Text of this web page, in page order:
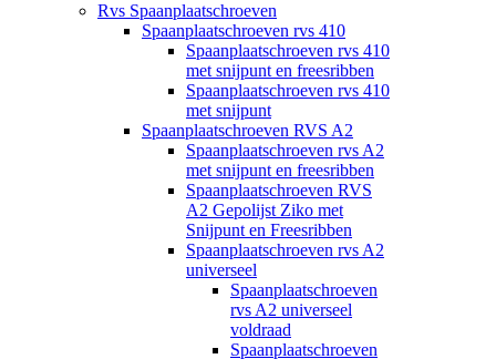
Rvs Spaanplaatschroeven
Spaanplaatschroeven rvs 410
Spaanplaatschroeven rvs 410
met snijpunt en freesribben
Spaanplaatschroeven rvs 410
met snijpunt
Spaanplaatschroeven RVS A2
Spaanplaatschroeven rvs A2
met snijpunt en freesribben
Spaanplaatschroeven RVS
A2 Gepolijst Ziko met
Snijpunt en Freesribben
Spaanplaatschroeven rvs A2
universeel
Spaanplaatschroeven
rvs A2 universeel
voldraad
Spaanplaatschroeven